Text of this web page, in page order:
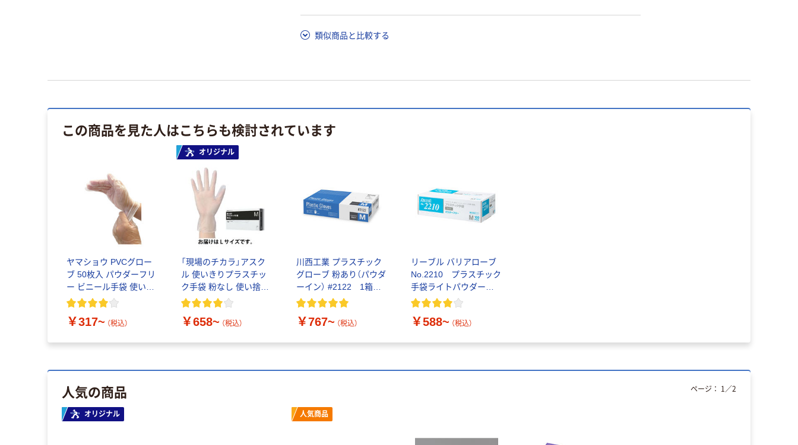
類似商品と比較する
この商品を見た人はこちらも検討されています
ヤマショウ PVCグロー
ブ 50枚入 パウダーフリ
ー ビニール手袋 使い切
り YGL-003
￥317~ （税込）
オリジナル
「現場のチカラ」アスク
ル 使いきりプラスチッ
ク手袋 粉なし 使い捨て
手袋
￥658~ （税込）
川西工業 プラスチック
グローブ 粉あり（パウダ
ーイン） #2122 1箱
（100枚入）（使い捨てグ
￥767~ （税込）
リーブル バリアローブ
No.2210 プラスチック
手袋ライトパウダーフ
リー
￥588~ （税込）
人気の商品
オリジナル 人気商品
ページ： 1 ／2